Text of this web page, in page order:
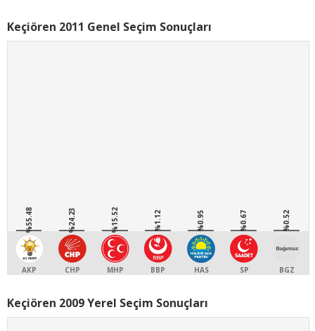
Keçiören 2011 Genel Seçim Sonuçları
%55.48
AKP
%24.23
CHP
%15.52
MHP
%1.12
BBP
%0.95
HAS
%0.67
SP
%0.52
BGZ
Keçiören 2009 Yerel Seçim Sonuçları